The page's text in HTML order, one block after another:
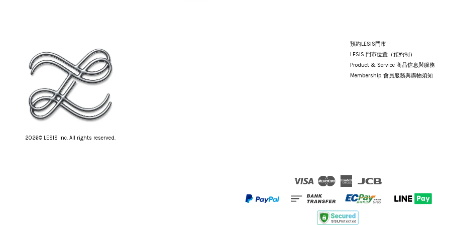
2026© LESIS Inc. All rights reserved.
預約LESIS門市
LESIS 門市位置（預約制）
Product & Service 商品信息與服務
Membership 會員服務與購物須知
Visa
American